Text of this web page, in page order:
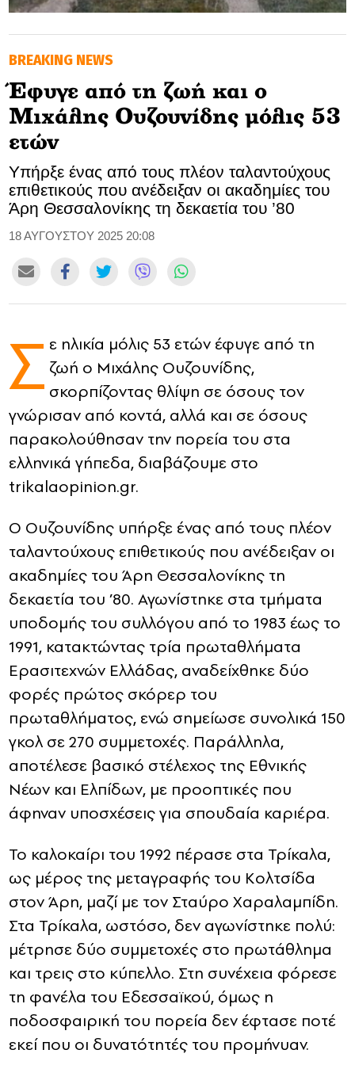
SOOZIE’S FRIENDS
CULTURE
TASTELAND
TECH
HEALTH
MEDIALAND
DRIVE
DIA Y NOCHE
CONTACT
ADVERTISE
BREAKING NEWS
Έφυγε από τη ζωή και ο
Μιχάλης Ουζουνίδης μόλις 53
ετών
Υπήρξε ένας από τους πλέον ταλαντούχους
επιθετικούς που ανέδειξαν οι ακαδημίες του
Άρη Θεσσαλονίκης τη δεκαετία του ’80
18 ΑΥΓΟΥΣΤΟΥ 2025 20:08
Σ ε ηλικία μόλις 53 ετών έφυγε από τη
ζωή ο Μιχάλης Ουζουνίδης,
σκορπίζοντας θλίψη σε όσους τον
γνώρισαν από κοντά, αλλά και σε όσους
παρακολούθησαν την πορεία του στα
ελληνικά γήπεδα, διαβάζουμε στο
trikalaopinion.gr.
Ο Ουζουνίδης υπήρξε ένας από τους πλέον
ταλαντούχους επιθετικούς που ανέδειξαν οι
ακαδημίες του Άρη Θεσσαλονίκης τη
δεκαετία του ’80. Αγωνίστηκε στα τμήματα
υποδομής του συλλόγου από το 1983 έως το
1991, κατακτώντας τρία πρωταθλήματα
Ερασιτεχνών Ελλάδας, αναδείχθηκε δύο
φορές πρώτος σκόρερ του
πρωταθλήματος, ενώ σημείωσε συνολικά 150
γκολ σε 270 συμμετοχές. Παράλληλα,
αποτέλεσε βασικό στέλεχος της Εθνικής
Νέων και Ελπίδων, με προοπτικές που
άφηναν υποσχέσεις για σπουδαία καριέρα.
Το καλοκαίρι του 1992 πέρασε στα Τρίκαλα,
ως μέρος της μεταγραφής του Κολτσίδα
στον Άρη, μαζί με τον Σταύρο Χαραλαμπίδη.
Στα Τρίκαλα, ωστόσο, δεν αγωνίστηκε πολύ:
μέτρησε δύο συμμετοχές στο πρωτάθλημα
και τρεις στο κύπελλο. Στη συνέχεια φόρεσε
τη φανέλα του Εδεσσαϊκού, όμως η
ποδοσφαιρική του πορεία δεν έφτασε ποτέ
εκεί που οι δυνατότητές του προμήνυαν.